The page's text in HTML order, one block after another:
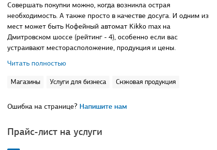
Совершать покупки можно, когда возникла острая
необходимость. А также просто в качестве досуга. И одним из
мест может быть Кофейный автомат Kikko max на
Дмитровском шоссе (рейтинг - 4), особенно если вас
устраивают месторасположение, продукция и цены.
Читать полностью
Магазины Услуги для бизнеса Снэковая продукция
Ошибка на странице? Напишите нам
Прайс-лист на услуги